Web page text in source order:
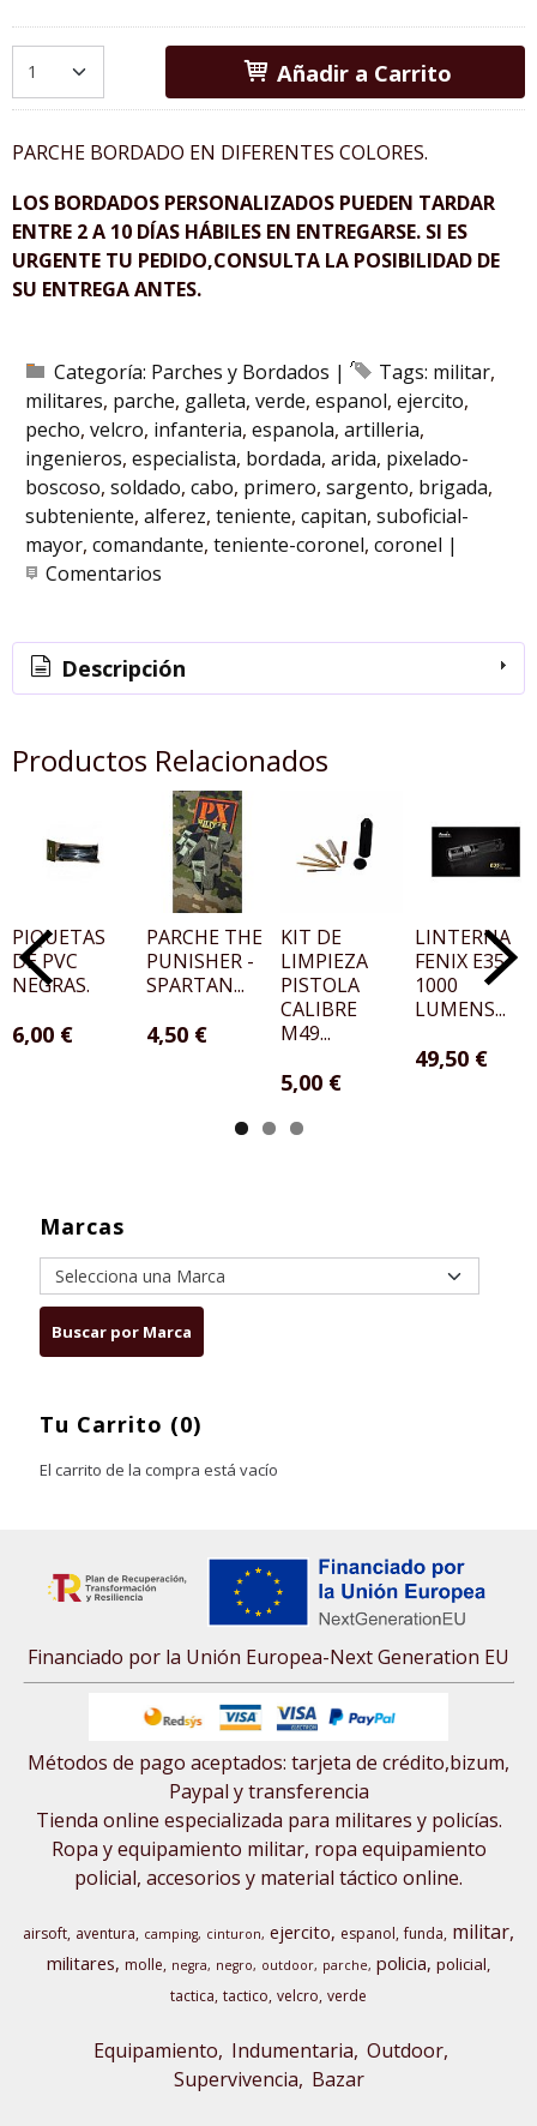
Marcas
Tu Carrito (0)
El carrito de la compra está vacío
Añadir a Carrito
PARCHE BORDADO EN DIFERENTES COLORES.
LOS BORDADOS PERSONALIZADOS PUEDEN TARDAR
ENTRE 2 A 10 DÍAS HÁBILES EN ENTREGARSE. SI ES
URGENTE TU PEDIDO,CONSULTA LA POSIBILIDAD DE
SU ENTREGA ANTES.
Categoría: Parches y Bordados | Tags: militar
militares parche galleta verde espanol ejercito
pecho velcro infanteria espanola artilleria
ingenieros especialista bordada arida pixelado-
boscoso soldado cabo primero sargento brigada
subteniente alferez teniente capitan suboficial-
mayor comandante teniente-coronel coronel |
Comentarios
Descripción
Productos Relacionados
PIQUETAS
DE PVC
NEGRAS.
6,00 €
PARCHE THE
PUNISHER -
SPARTAN...
4,50 €
KIT DE
LIMPIEZA
PISTOLA
CALIBRE
M49...
5,00 €
LINTERNA
FENIX E35
1000
LUMENS...
49,50 €
Financiado por la Unión Europea-Next Generation EU
Métodos de pago aceptados: tarjeta de crédito,bizum,
Paypal y transferencia
Tienda online especializada para militares y policías.
Ropa y equipamiento militar, ropa equipamiento
policial, accesorios y material táctico online.
airsoft aventura camping cinturon ejercito espanol funda militar
militares molle negra negro outdoor parche policia policial
tactica tactico velcro verde
Equipamiento Indumentaria Outdoor,
Supervivencia Bazar